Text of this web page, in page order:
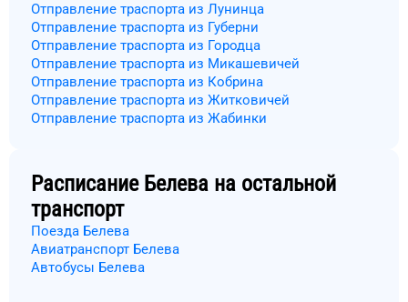
Отправление траспорта из Лунинца
Отправление траспорта из Губерни
Отправление траспорта из Городца
Отправление траспорта из Микашевичей
Отправление траспорта из Кобрина
Отправление траспорта из Житковичей
Отправление траспорта из Жабинки
Расписание Белева на остальной
транспорт
Поезда Белева
Авиатранспорт Белева
Автобусы Белева